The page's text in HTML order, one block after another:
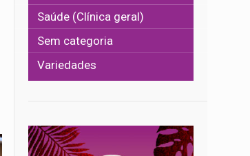
Saúde (Clínica geral)
Sem categoria
Variedades